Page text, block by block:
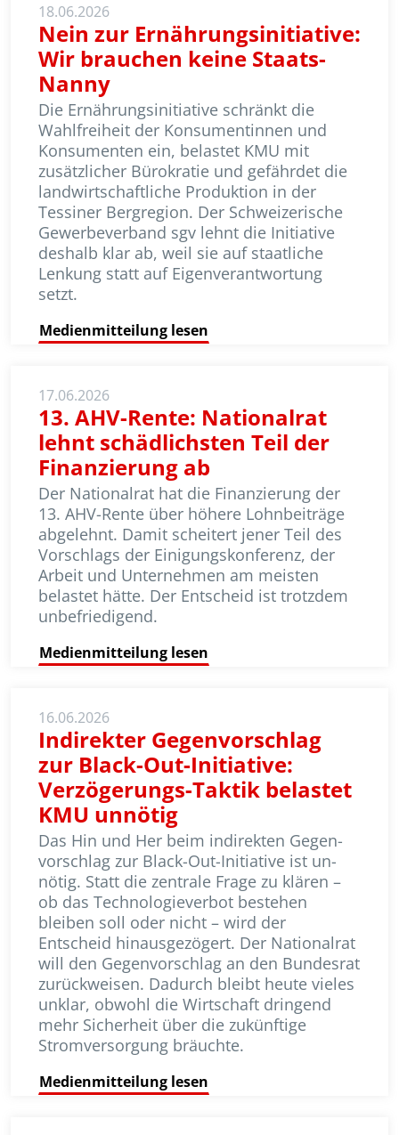
18.06.2026
Nein zur Ernährungsinitiative:
Wir brauchen keine Staats-
Nanny
Die Ernährungsinitiative schränkt die
Wahlfreiheit der Konsumentinnen und
Konsumenten ein, belastet KMU mit
zusätzlicher Bürokratie und gefährdet die
landwirtschaftliche Produktion in der
Tessiner Bergregion. Der Schweizerische
Gewerbeverband sgv lehnt die Initiative
deshalb klar ab, weil sie auf staatliche
Lenkung statt auf Eigenverantwortung
setzt.
Medienmitteilung lesen
17.06.2026
13. AHV-Rente: Nationalrat
lehnt schädlichsten Teil der
Finanzierung ab
Der Nationalrat hat die Finanzierung der
13. AHV-Rente über höhere Lohnbeiträge
abgelehnt. Damit scheitert jener Teil des
Vorschlags der Einigungskonferenz, der
Arbeit und Unternehmen am meisten
belastet hätte. Der Entscheid ist trotzdem
unbefriedigend.
Medienmitteilung lesen
16.06.2026
Indirekter Gegenvorschlag
zur Black-Out-Initiative:
Verzögerungs-Taktik belastet
KMU unnötig
Das Hin und Her beim indirekten Gegen­
vor­schlag zur Black-Out-Initiative ist un­
nötig. Statt die zentrale Frage zu klären –
ob das Technologieverbot bestehen
bleiben soll oder nicht – wird der
Entscheid hinausgezögert. Der Nationalrat
will den Gegenvorschlag an den Bundesrat
zurück­weisen. Dadurch bleibt heute vieles
unklar, obwohl die Wirtschaft dringend
mehr Sicherheit über die zukünftige
Strom­ver­sorgung bräuchte.
Medienmitteilung lesen